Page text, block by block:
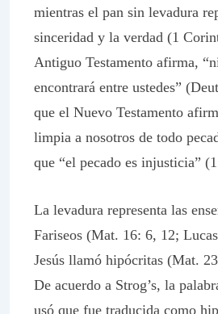
mientras el pan sin levadura
sinceridad y la verdad (1
Antiguo Testamento afirma,
encontrará entre ustedes”
que el Nuevo Testamento
limpia a nosotros de todo
que “el pecado es injusticia”
La levadura representa las
Fariseos (Mat. 16: 6, 12;
Jesús llamó hipócritas (Mat.
De acuerdo a Strog’s, la
usó que fue traducida como